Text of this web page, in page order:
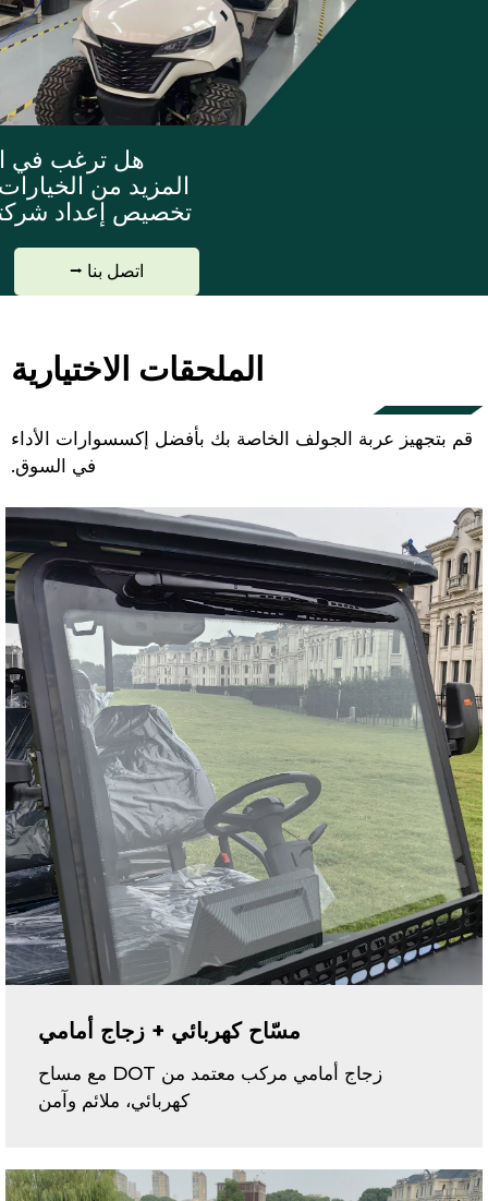
هل ترغب في
المزيد من
تخصيص إعداد
اتصل بنا ⭢
الملحقات الاختيارية
قم بتجهيز عربة الجولف الخاصة بك بأفضل إكسسوارات الأداء
في السوق.
مسّاح كهربائي + زجاج أمامي
زجاج أمامي مركب معتمد من DOT مع مساح
كهربائي، ملائم وآمن